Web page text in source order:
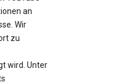
an
Wir
zu
wird. Unter